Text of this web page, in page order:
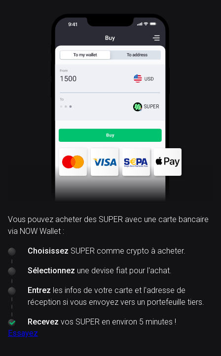
SUPER
Vous pouvez acheter des SUPER avec une carte bancaire
via NOW Wallet :
Choisissez SUPER comme crypto à acheter.
Sélectionnez une devise fiat pour l'achat.
Entrez les infos de votre carte et l'adresse de
réception si vous envoyez vers un portefeuille tiers.
Recevez vos SUPER en environ 5 minutes !
Essayez